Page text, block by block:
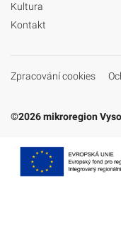
Kultura
Kontakt
Zpracování cookies
©2026 mikroregion